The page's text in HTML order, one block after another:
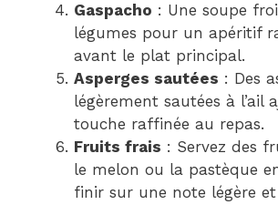
Gaspacho : Une soupe
légumes pour un apéritif
avant le plat principal.
Asperges sautées : Des
légèrement sautées à l’ail
touche raffinée au repas.
Fruits frais : Servez des
le melon ou la pastèque
finir sur une note légère et